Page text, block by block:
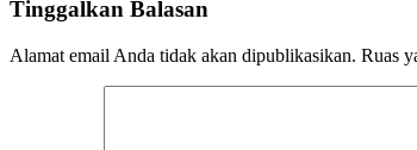
Tinggalkan Balasan
Alamat email Anda tidak akan dipublikasikan. Ruas